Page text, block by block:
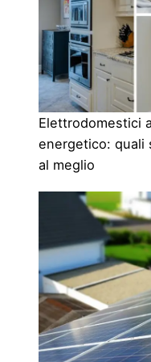
Elettrodomestici
energetico: quali
al meglio